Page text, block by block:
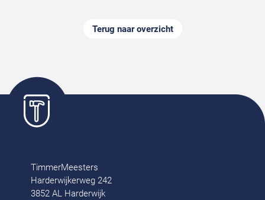
Terug naar overzicht
TimmerMeesters
Harderwijkerweg 242
3852 AL Harderwijk